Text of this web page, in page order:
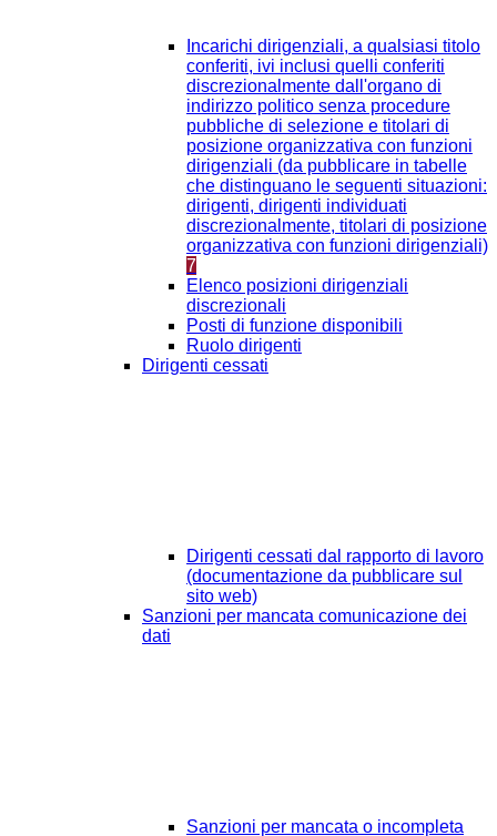
Incarichi dirigenziali, a qualsiasi titolo
conferiti, ivi inclusi quelli conferiti
discrezionalmente dall'organo di
indirizzo politico senza procedure
pubbliche di selezione e titolari di
posizione organizzativa con funzioni
dirigenziali (da pubblicare in tabelle
che distinguano le seguenti situazioni:
dirigenti, dirigenti individuati
discrezionalmente, titolari di posizione
organizzativa con funzioni dirigenziali)
7
Elenco posizioni dirigenziali
discrezionali
Posti di funzione disponibili
Ruolo dirigenti
Dirigenti cessati
Dirigenti cessati dal rapporto di lavoro
(documentazione da pubblicare sul
sito web)
Sanzioni per mancata comunicazione dei
dati
Sanzioni per mancata o incompleta